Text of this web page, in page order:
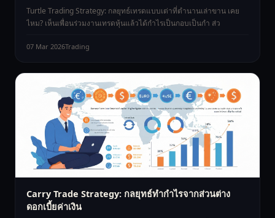
Turtle Trading Strategy: กลยุทธ์เทรดแบบเต่าที่ตำนานเล่าขาน เคย
ไหม? เห็นเพื่อนร่วมงานเทรดหุ้นแล้วได้กำไรเป็นกอบเป็นกำ ส่ว
07 Mar 2026Trading
Carry Trade Strategy: กลยุทธ์ทำกำไรจากส่วนต่าง
ดอกเบี้ยค่าเงิน